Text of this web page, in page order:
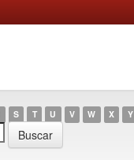
S T U V W X Y